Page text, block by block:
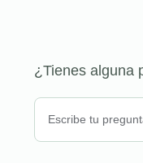
¿Tienes alguna